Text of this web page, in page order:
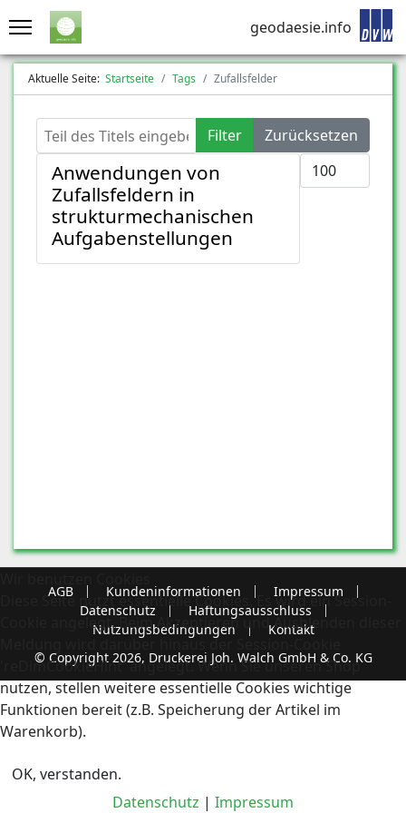
geodaesie.info
Aktuelle Seite: Startseite Tags Zufallsfelder
Teil des Titels eingeben Filter
Zurücksetzen
Anzeige #
Anwendungen von
Zufallsfeldern in
strukturmechanischen
Aufgabenstellungen
AGB Kundeninformationen
Impressum
Datenschutz
Haftungsausschluss
Nutzungsbedingungen
Kontakt
© Copyright 2026, Druckerei Joh. Walch GmbH & Co. KG
Diese Seite nutzt essentielle Cookies. Es wird ein Session-
Cookie angelegt. Beim Akzeptieren und Ausblenden dieser
Meldung wird darüber hinaus der Session-Cookie
'reDimCookieHint' angelegt. Wenn Sie unseren Shop
nutzen, stellen weitere essentielle Cookies wichtige
Funktionen bereit (z.B. Speicherung der Artikel im
Warenkorb).
OK, verstanden.
Datenschutz | Impressum